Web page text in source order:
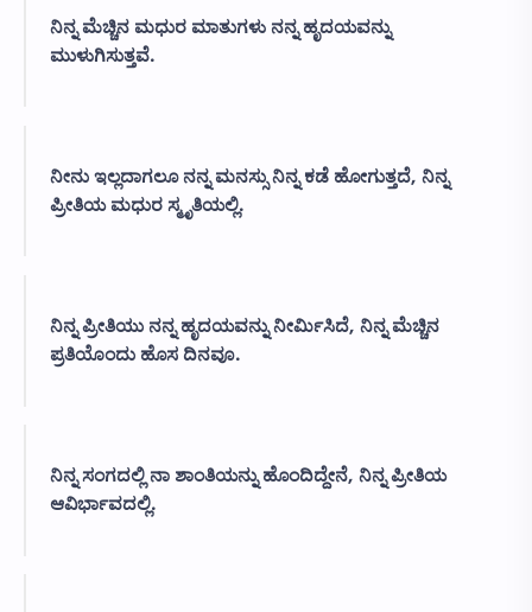
ನಿನ್ನ ಮೆಚ್ಚಿನ ಮಧುರ ಮಾತುಗಳು ನನ್ನ ಹೃದಯವನ್ನು
ಮುಳುಗಿಸುತ್ತವೆ.
ನೀನು ಇಲ್ಲದಾಗಲೂ ನನ್ನ ಮನಸ್ಸು ನಿನ್ನ ಕಡೆ ಹೋಗುತ್ತದೆ, ನಿನ್ನ
ಪ್ರೀತಿಯ ಮಧುರ ಸ್ಮೃತಿಯಲ್ಲಿ.
ನಿನ್ನ ಪ್ರೀತಿಯು ನನ್ನ ಹೃದಯವನ್ನು ನೀರ್ಮಿಸಿದೆ, ನಿನ್ನ ಮೆಚ್ಚಿನ
ಪ್ರತಿಯೊಂದು ಹೊಸ ದಿನವೂ.
ನಿನ್ನ ಸಂಗದಲ್ಲಿ ನಾ ಶಾಂತಿಯನ್ನು ಹೊಂದಿದ್ದೇನೆ, ನಿನ್ನ ಪ್ರೀತಿಯ
ಆವಿರ್ಭಾವದಲ್ಲಿ.